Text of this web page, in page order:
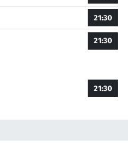
21:30
21:30
21:30